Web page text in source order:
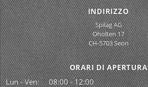
INDIRIZZO
Spilag AG
Oholten 17
CH-5703 Seon
ORARI DI APERTURA
Lun - Ven:
08:00 - 12:00